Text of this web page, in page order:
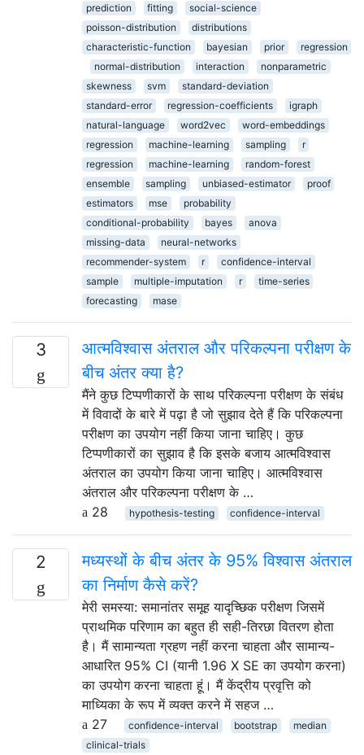
prediction
fitting
social-science
poisson-distribution
distributions
characteristic-function
bayesian prior
regression
normal-distribution
interaction
nonparametric
skewness
svm
standard-deviation
standard-error
regression-coefficients
igraph
natural-language
word2vec
word-embeddings
regression
machine-learning sampling
r
regression
machine-learning
random-forest
ensemble
sampling unbiased-estimator
proof
estimators
mse
probability
conditional-probability
bayes
anova
missing-data
neural-networks
recommender-system
r
confidence-interval
sample
multiple-imputation r
time-series
forecasting
mase
3
आत्मविश्वास अंतराल और परिकल्पना परीक्षण के
बीच अंतर क्या है?
मैंने कुछ टिप्पणीकारों के साथ परिकल्पना परीक्षण के संबंध
में विवादों के बारे में पढ़ा है जो सुझाव देते हैं कि परिकल्पना
परीक्षण का उपयोग नहीं किया जाना चाहिए। कुछ
टिप्पणीकारों का सुझाव है कि इसके बजाय आत्मविश्वास
अंतराल का उपयोग किया जाना चाहिए। आत्मविश्वास
अंतराल और परिकल्पना परीक्षण के …
28
hypothesis-testing confidence-interval
2
मध्यस्थों के बीच अंतर के 95% विश्वास अंतराल
का निर्माण कैसे करें?
मेरी समस्या: समानांतर समूह यादृच्छिक परीक्षण जिसमें
प्राथमिक परिणाम का बहुत ही सही-तिरछा वितरण होता
है। मैं सामान्यता ग्रहण नहीं करना चाहता और सामान्य-
आधारित 95% CI (यानी 1.96 X SE का उपयोग करना)
का उपयोग करना चाहता हूं। मैं केंद्रीय प्रवृत्ति को
माध्यिका के रूप में व्यक्त करने में सहज …
27
confidence-interval bootstrap
median
clinical-trials